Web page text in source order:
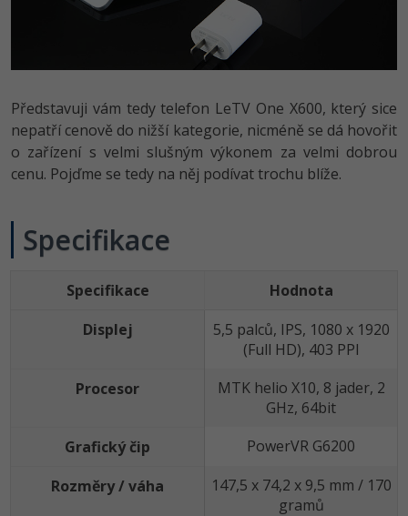
WordPress specialista
SEO specialista
Umělá inteligence (AI)
Více
Fórum
Sítě
Kybernetická bezpečnost
Fórum
Představuji vám tedy telefon LeTV One X600, který sice
nepatří cenově do nižší kategorie, nicméně se dá hovořit
o zařízení s velmi slušným výkonem za velmi dobrou
cenu. Pojďme se tedy na něj podívat trochu blíže.
Specifikace
Specifikace
Hodnota
Displej
5,5 palců, IPS, 1080 x 1920
(Full HD), 403 PPI
Procesor
MTK helio X10, 8 jader, 2
GHz, 64bit
Grafický čip
PowerVR G6200
Rozměry / váha
147,5 x 74,2 x 9,5 mm / 170
gramů